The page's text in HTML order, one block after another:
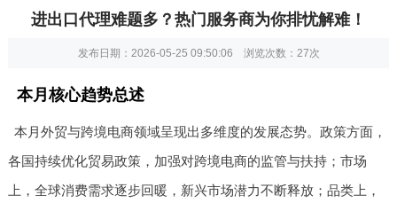
进出口代理难题多？热门服务商为你排忧解难！
发布日期：2026-05-25 09:50:06 浏览次数： 27次
本月核心趋势总述
本月外贸与跨境电商领域呈现出多维度的发展态势。政策方面，
各国持续优化贸易政策，加强对跨境电商的监管与扶持；市场
上，全球消费需求逐步回暖，新兴市场潜力不断释放；品类上，